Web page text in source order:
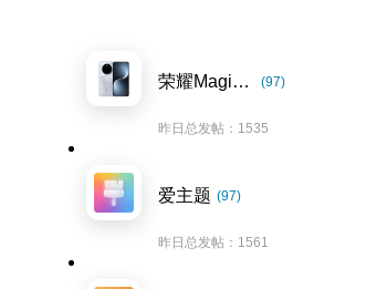
荣耀Magic7系列 (97)
昨日总发帖：1535
爱主题 (97)
昨日总发帖：1561